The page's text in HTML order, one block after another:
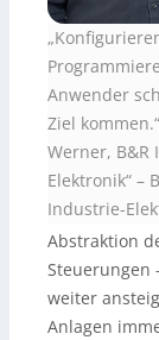
Anwender
Ziel
Werner, B&R
Elektronik“ –
Industrie-
Abstraktion
Steuerungen
weiter
Anlagen